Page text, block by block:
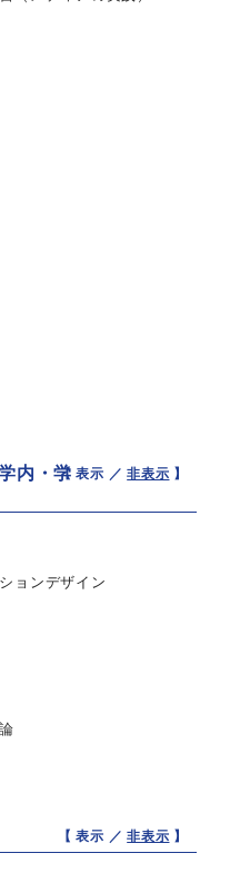
内・学【 表示 ／非表示 】
ョンデザイン
【 表示 ／非表示 】